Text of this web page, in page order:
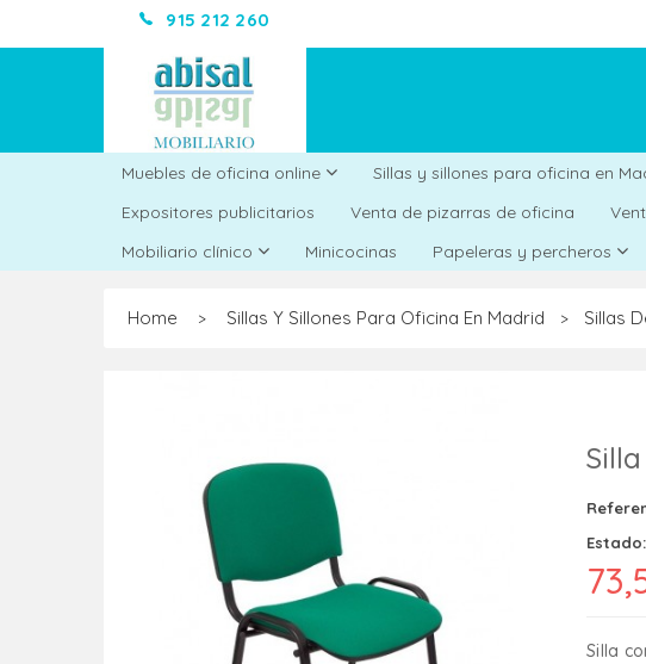
915 212 260
Muebles de oficina online Sillas y sillones para oficina en
Expositores publicitarios
Venta de pizarras de oficina
Mobiliario clínico
Minicocinas Papeleras y percheros
Home > Sillas Y Sillones Para Oficina En Madrid > Sillas
Estado:
Silla